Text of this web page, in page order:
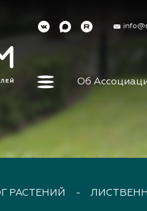
Об
Об ассоциации
Органы управления
Реквизиты АППМ
РАСТЕНИЙ -